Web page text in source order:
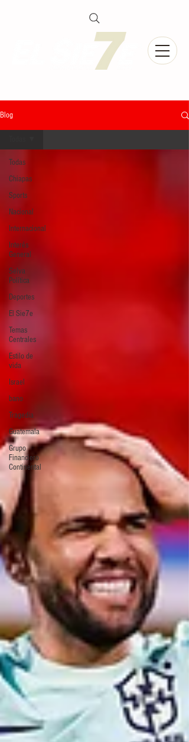
Blog
Todas
Chiapas
Sports
Nacional
Internacional
Interés
General
Selva
Política
Deportes
El Sie7e
Temas
Centrales
Estilo de
vida
Israel
bano
Tragedia
Guatemala
Grupo
Financiero
Continental